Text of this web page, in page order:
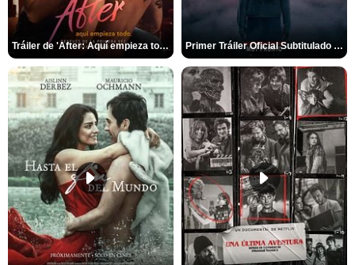
Tráiler de 'After: Aquí empieza todo' Primer Tráiler Oficial Subtitulado de 'La Noche Del Demonio: Están Entre Nosotros'